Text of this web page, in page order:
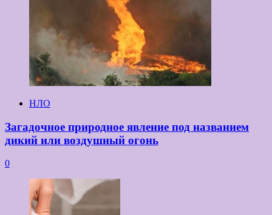
НЛО
Загадочное природное явление под названием
дикий или воздушный огонь
0